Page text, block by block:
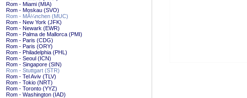
Rom - Miami (MIA)
Rom - Moskau (SVO)
Rom - MÃ¼nchen (MUC)
Rom - New York (JFK)
Rom - Newark (EWR)
Rom - Palma de Mallorca (PMI)
Rom - Paris (CDG)
Rom - Paris (ORY)
Rom - Philadelphia (PHL)
Rom - Seoul (ICN)
Rom - Singapore (SIN)
Rom - Stuttgart (STR)
Rom - Tel Aviv (TLV)
Rom - Tokio (NRT)
Rom - Toronto (YYZ)
Rom - Washington (IAD)